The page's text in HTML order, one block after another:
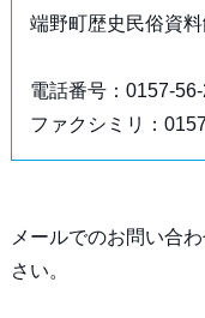
端野町歴史民俗資
電話番号：0157-
ファクシミリ：
メールでのお問い合
さい。